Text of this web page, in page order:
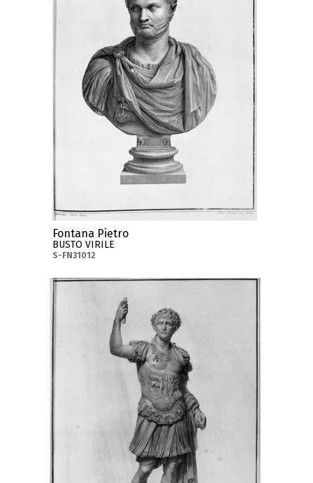
Fontana Pietro
BUSTO VIRILE
S-FN31012